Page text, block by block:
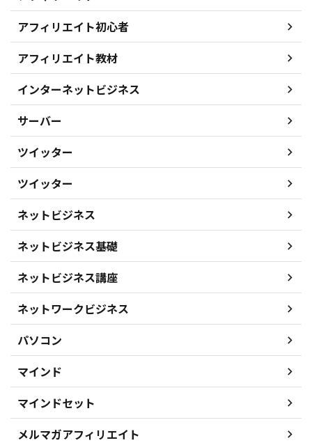
アフィリエイト初心者
アフィリエイト教材
インターネットビジネス
サーバー
ツイッター
ツイッター
ネットビジネス
ネットビジネス基礎
ネットビジネス講座
ネットワークビジネス
パソコン
マインド
マインドセット
メルマガアフィリエイト